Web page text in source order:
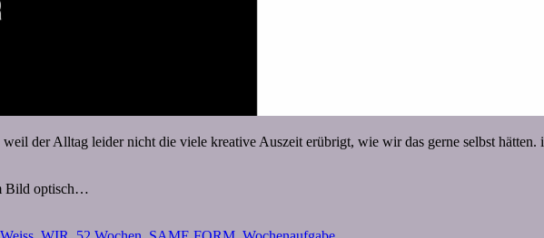
der Alltag leider nicht die viele kreative Auszeit erübrigt, wie wir das gerne selbst
Bild optisch…